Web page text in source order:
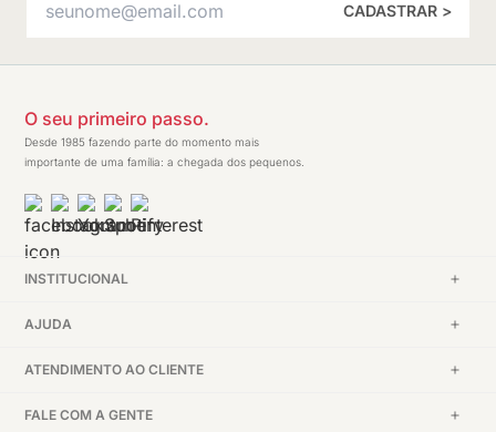
CADASTRAR >
O seu primeiro passo.
Desde 1985 fazendo parte do momento mais
importante de uma família: a chegada dos pequenos.
INSTITUCIONAL
AJUDA
ATENDIMENTO AO CLIENTE
FALE COM A GENTE